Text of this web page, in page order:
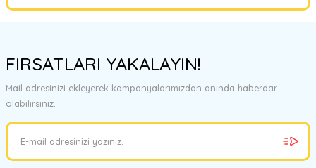
Yorum Yaz
tarafımıza iletebilirsiniz.
Görüş ve önerileriniz için teşekkür ederiz.
Ürün resmi kalitesiz, bozuk veya görüntülenemiyor.
Ürün bilgilerinde hatalar bulunuyor.
FIRSATLARI YAKALAYIN!
Mail adresinizi ekleyerek kampanyalarımızdan anında haberdar
olabilirsiniz.